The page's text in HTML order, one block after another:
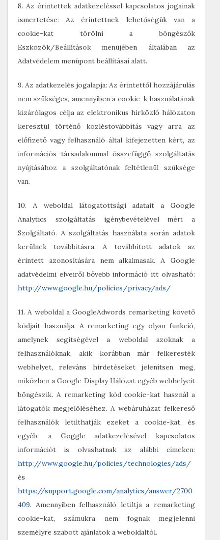
8. Az érintettek adatkezeléssel kapcsolatos jogainak
ismertetése: Az érintettnek lehetőségük van a
cookie-kat törölni a böngészők
Eszközök/Beállítások menüjében általában az
Adatvédelem menüpont beállításai alatt.
9. Az adatkezelés jogalapja: Az érintettől hozzájárulás
nem szükséges, amennyiben a cookie-k használatának
kizárólagos célja az elektronikus hírközlő hálózaton
keresztül történő közléstovábbítás vagy arra az
előfizető vagy felhasználó által kifejezetten kért, az
információs társadalommal összefüggő szolgáltatás
nyújtásához a szolgáltatónak feltétlenül szüksége
van.
10. A weboldal látogatottsági adatait a Google
Analytics szolgáltatás igénybevételével méri a
Szolgáltató. A szolgáltatás használata során adatok
kerülnek továbbításra. A továbbított adatok az
érintett azonosítására nem alkalmasak. A Google
adatvédelmi elveiről bővebb információ itt olvasható:
http://www.google.hu/policies/privacy/ads/
11. A weboldal a GoogleAdwords remarketing követő
kódjait használja. A remarketing egy olyan funkció,
amelynek segítségével a weboldal azoknak a
felhasználóknak, akik korábban már felkeresték
webhelyet, releváns hirdetéseket jelenítsen meg,
miközben a Google Display Hálózat egyéb webhelyeit
böngészik. A remarketing kód cookie-kat használ a
látogatók megjelöléséhez. A webáruházat felkereső
felhasználók letilthatják ezeket a cookie-kat, és
egyéb, a Goggle adatkezelésével kapcsolatos
információt is olvashatnak az alábbi címeken:
http://www.google.hu/policies/technologies/ads/
és
https://support.google.com/analytics/answer/2700
409. Amennyiben felhasználó letiltja a remarketing
cookie-kat, számukra nem fognak megjelenni
személyre szabott ajánlatok a weboldaltól.